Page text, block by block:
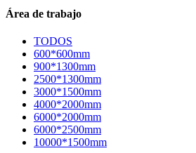
Área de trabajo
TODOS
600*600mm
900*1300mm
2500*1300mm
3000*1500mm
4000*2000mm
6000*2000mm
6000*2500mm
10000*1500mm